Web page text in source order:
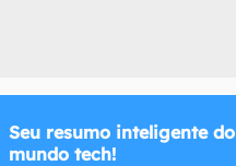
Seu resumo inteligente do
mundo tech!